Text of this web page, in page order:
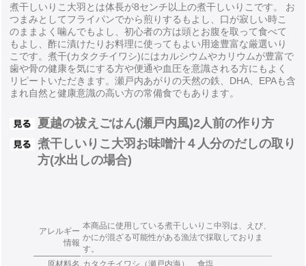
煮干しいりこ大羽とは体長が8センチ以上の煮干しいりこです。 お
つまみとしてフライパンでから煎りするもよし、口が寂しい時こ
のままよく噛んでもよし、初心者の方は頭とお腹を取って食べて
もよし、酢に漬けたりお料理に使ってもよい用途豊富な厳選いり
こです。煮干(カタクチイワシ)にはカルシウムやカリウムが豊富で
歯や骨の健康を気にする方や便通や血圧を意識される方にもよく
リピートいただきます。瀬戸内あがりの天然の鉄、DHA、EPAも含
まれ自然と健康意識の高い方の常備食でもあります。
夏越の祓えごはん(瀬戸内風)2人前の作り方
煮干しいりこ大羽お味噌汁４人分のだしの取り
方(水出しの場合)
アレルギー
情報
本商品に使用している煮干しいりこ中羽は、えび、
かにが混ざる可能性がある漁法で採取しておりま
す。
原材料名 カタクチイワシ（瀬戸内海）、食塩